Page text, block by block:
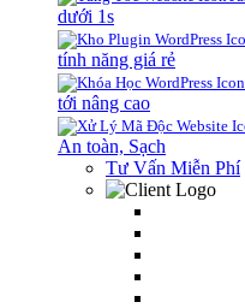
dưới 1s
tính năng giá rẻ
tới nâng cao
An toàn, Sạch
Tư Vấn Miễn Phí